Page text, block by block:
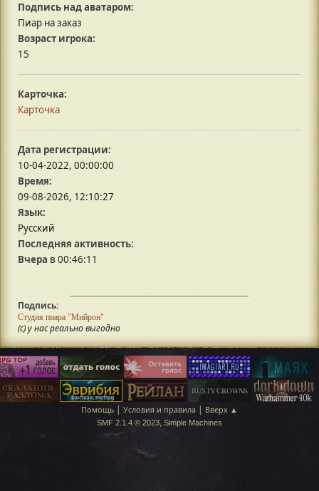
Подпись над аватаром:
Пиар на заказ
Возраст игрока:
15
Карточка:
Карточка
Дата регистрации:
10-04-2022, 00:00:00
Время:
09-08-2026, 12:10:27
Язык:
Русский
Последняя активность:
Вчера в 00:46:11
Подпись:
Студия пиара "Мийрон"
(с) у нас реально выгодно
Помощь | Условия и правила | Вверх ▲
SMF 2.1.4 © 2023, Simple Machines